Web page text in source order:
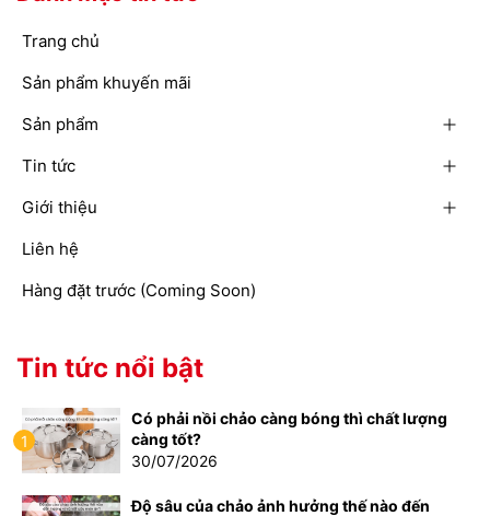
Trang chủ
Sản phẩm khuyến mãi
Sản phẩm
Tin tức
Giới thiệu
Liên hệ
Hàng đặt trước (Coming Soon)
Tin tức nổi bật
1
Có phải nồi chảo càng bóng thì chất lượng
càng tốt?
30/07/2026
Độ sâu của chảo ảnh hưởng thế nào đến